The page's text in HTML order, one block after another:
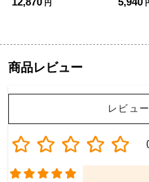
円
商品レビュー
レビュ